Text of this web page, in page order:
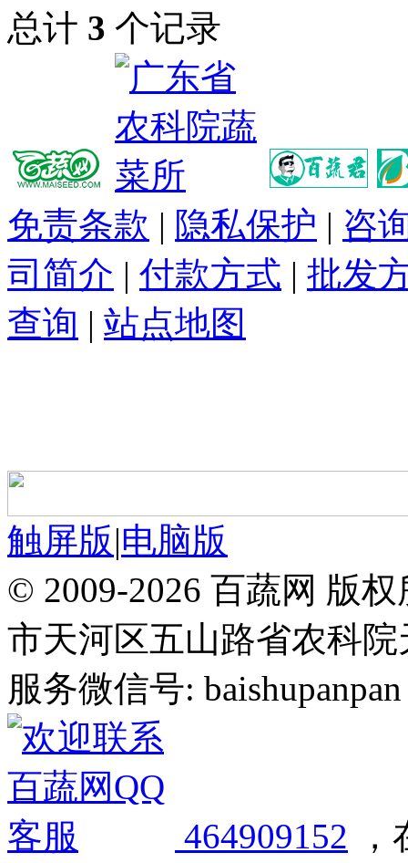
总计 3 个记录
免责条款 | 隐私保护 | 咨
司简介 | 付款方式 | 批发
查询 | 站点地图
触屏版|电脑版
© 2009-2026 百蔬网 版
市天河区五山路省农科院
服务微信号:
464909152